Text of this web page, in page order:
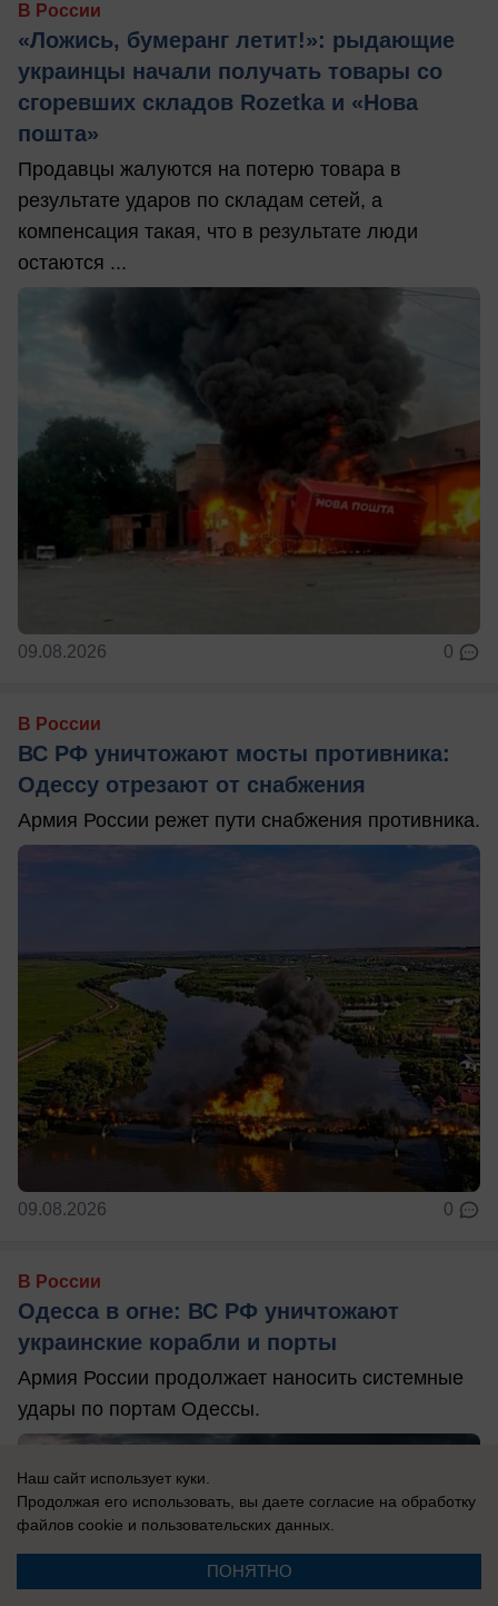
В России
«Ложись, бумеранг летит!»: рыдающие
украинцы начали получать товары со
сгоревших складов Rozetka и «Нова
пошта»
Продавцы жалуются на потерю товара в
результате ударов по складам сетей, а
компенсация такая, что в результате люди
остаются ...
09.08.2026 0
В России
ВС РФ уничтожают мосты противника:
Одессу отрезают от снабжения
Армия России режет пути снабжения противника.
09.08.2026 0
В России
Одесса в огне: ВС РФ уничтожают
украинские корабли и порты
Армия России продолжает наносить системные
удары по портам Одессы.
Наш сайт использует куки.
Продолжая его использовать, вы даете согласие на обработку
файлов cookie и пользовательских данных.
ПОНЯТНО